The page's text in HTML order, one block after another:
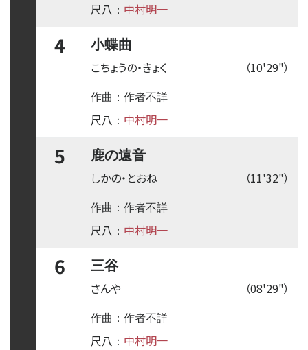
尺八 ： 中村明一
4 小蝶曲
（10'29"）
こちょうの・きょく
作曲：作者不詳
尺八 ： 中村明一
5 鹿の遠音
（11'32"）
しかの・とおね
作曲：作者不詳
尺八 ： 中村明一
6 三谷
（08'29"）
さんや
作曲：作者不詳
尺八 ： 中村明一